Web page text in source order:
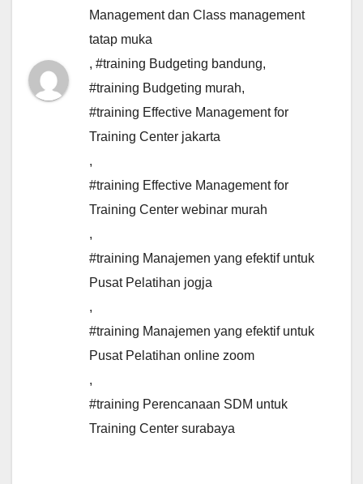
Management dan Class management
tatap muka
, #training Budgeting bandung,
#training Budgeting murah,
#training Effective Management for
Training Center jakarta
,
#training Effective Management for
Training Center webinar murah
,
#training Manajemen yang efektif untuk
Pusat Pelatihan jogja
,
#training Manajemen yang efektif untuk
Pusat Pelatihan online zoom
,
#training Perencanaan SDM untuk
Training Center surabaya